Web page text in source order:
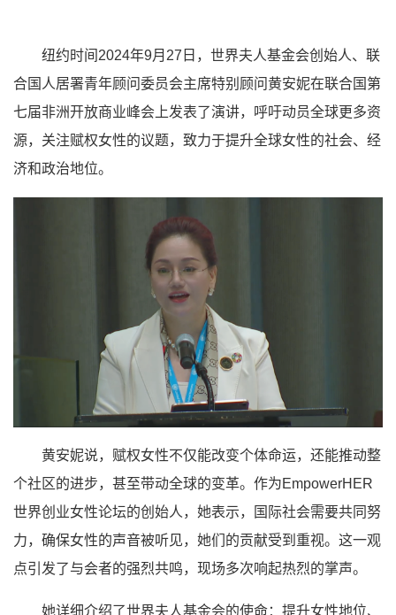
纽约时间2024年9月27日，世界夫人基金会创始人、联
合国人居署青年顾问委员会主席特别顾问黄安妮在联合国第
七届非洲开放商业峰会上发表了演讲，呼吁动员全球更多资
源，关注赋权女性的议题，致力于提升全球女性的社会、经
济和政治地位。
黄安妮说，赋权女性不仅能改变个体命运，还能推动整
个社区的进步，甚至带动全球的变革。作为EmpowerHER
世界创业女性论坛的创始人，她表示，国际社会需要共同努
力，确保女性的声音被听见，她们的贡献受到重视。这一观
点引发了与会者的强烈共鸣，现场多次响起热烈的掌声。
她详细介绍了世界夫人基金会的使命：提升女性地位、